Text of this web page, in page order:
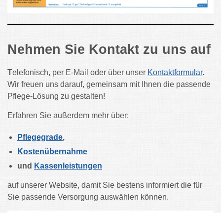
Nehmen Sie Kontakt zu uns auf
Telefonisch, per E-Mail oder über unser Kontaktformular.
Wir freuen uns darauf, gemeinsam mit Ihnen die passende
Pflege-Lösung zu gestalten!
Erfahren Sie außerdem mehr über:
Pflegegrade,
Kostenübernahme
und Kassenleistungen
auf unserer Website, damit Sie bestens informiert die für
Sie passende Versorgung auswählen können.